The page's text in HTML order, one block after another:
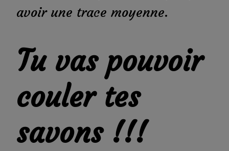
avoir une trace moyenne.
Tu vas pouvoir
couler tes
savons !!!